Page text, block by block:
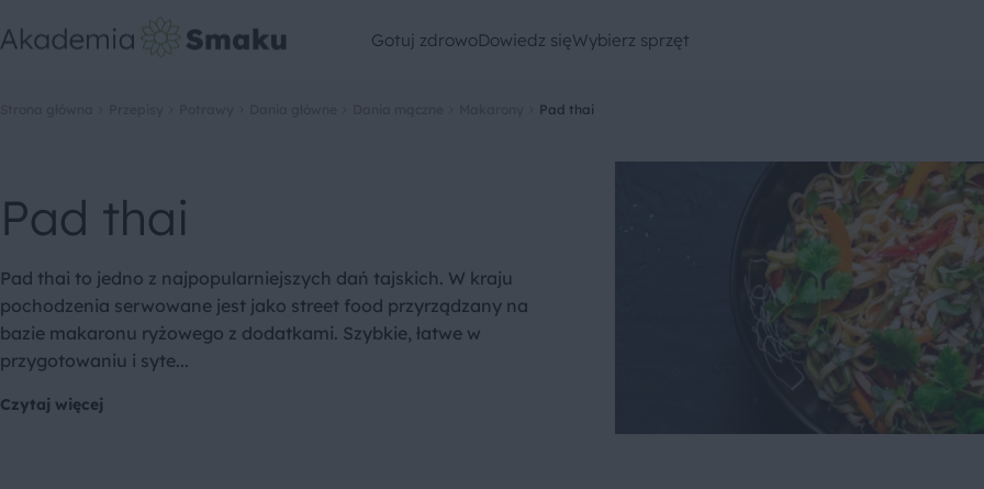
Gotuj zdrowoDowiedz sięWybierz sprzęt
Pad thai
Pad thai
Pad thai to jedno z najpopularniejszych dań tajskich. W kraju
pochodzenia serwowane jest jako street food przyrządzany na
bazie makaronu ryżowego z dodatkami. Szybkie, łatwe w
przygotowaniu i syte...
Czytaj więcej